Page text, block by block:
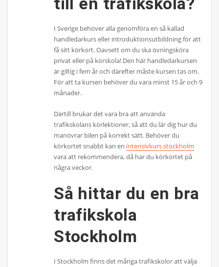
I Sverige behöver alla genomföra en så kallad
handledarkurs eller introduktionsutbildning för att
få sitt körkort. Oavsett om du ska övningsköra
privat eller på körskola! Den här handledarkursen
är giltig i fem år och därefter måste kursen tas om.
För att ta kursen behöver du vara minst 15 år och 9
månader.
Därtill brukar det vara bra att använda
trafikskolans körlektioner, så att du lär dig hur du
manövrar bilen på korrekt sätt. Behöver du
körkortet snabbt kan en intensivkurs stockholm
vara att rekommendera, då har du körkortet på
några veckor.
Så hittar du en bra
trafikskola
Stockholm
I Stockholm finns det många trafikskolor att välja